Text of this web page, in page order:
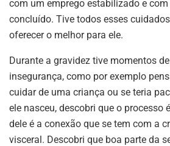
com um emprego estabilizado e
concluído. Tive todos esses
oferecer o melhor para ele.
Durante a gravidez tive momentos
insegurança, como por exemplo
cuidar de uma criança ou se teria
ele nasceu, descobri que o processo
dele é a conexão que se tem com a
visceral. Descobri que boa parte da